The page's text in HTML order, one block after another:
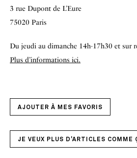
3 rue Dupont de L’Eure
75020 Paris
Du jeudi au dimanche 14h-17h30 et sur
Plus d’informations ici.
AJOUTER À MES FAVORIS
JE VEUX PLUS D'ARTICLES COMME